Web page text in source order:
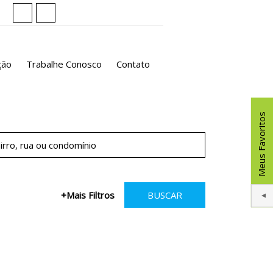
Trabalhe Conosco Contato
+Mais Filtros BUSCAR
Meus Favoritos